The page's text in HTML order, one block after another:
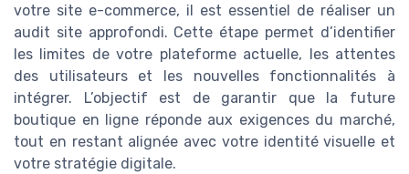
votre site e-commerce, il est essentiel de réaliser un
audit site approfondi. Cette étape permet d’identifier
les limites de votre plateforme actuelle, les attentes
des utilisateurs et les nouvelles fonctionnalités à
intégrer. L’objectif est de garantir que la future
boutique en ligne réponde aux exigences du marché,
tout en restant alignée avec votre identité visuelle et
votre stratégie digitale.